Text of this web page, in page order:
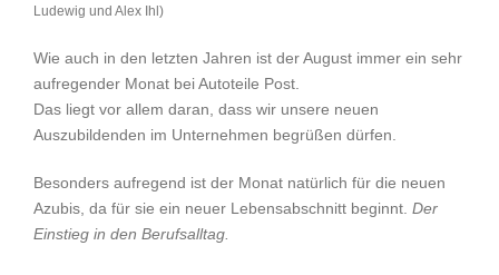
Ludewig und Alex Ihl)
Wie auch in den letzten Jahren ist der August immer ein sehr
aufregender Monat bei Autoteile Post.
Das liegt vor allem daran, dass wir unsere neuen
Auszubildenden im Unternehmen begrüßen dürfen.
Besonders aufregend ist der Monat natürlich für die neuen
Azubis, da für sie ein neuer Lebensabschnitt beginnt. Der
Einstieg in den Berufsalltag.